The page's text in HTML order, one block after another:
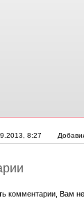
8:27
комментарии, Вам